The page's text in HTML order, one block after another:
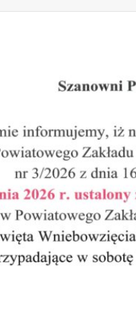
działka